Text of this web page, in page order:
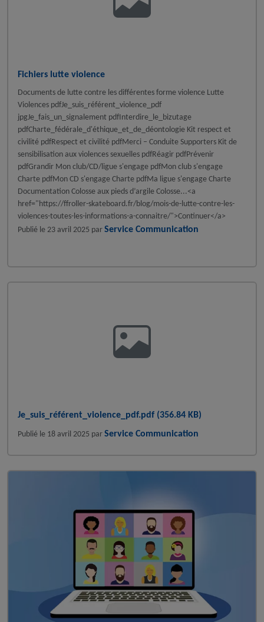
Fichiers lutte violence
Documents de lutte contre les différentes forme violence Lutte
Violences pdfJe_suis_référent_violence_pdf
jpgJe_fais_un_signalement pdfInterdire_le_bizutage
pdfCharte_fédérale_d'éthique_et_de_déontologie Kit respect et
civilité pdfRespect et civilité pdfMerci – Conduite Supporters Kit de
sensibilisation aux violences sexuelles pdfRéagir pdfPrévenir
pdfGrandir Mon club/CD/ligue s'engage pdfMon club s'engage
Charte pdfMon CD s'engage Charte pdfMa ligue s'engage Charte
Documentation Colosse aux pieds d’argile Colosse...<a
href="https://ffroller-skateboard.fr/blog/mois-de-lutte-contre-les-
violences-toutes-les-informations-a-connaitre/">Continuer</a>
Publié le23 avril 2025 parService Communication
Je_suis_référent_violence_pdf.pdf (356.84 KB)
Publié le 18 avril 2025 parService Communication